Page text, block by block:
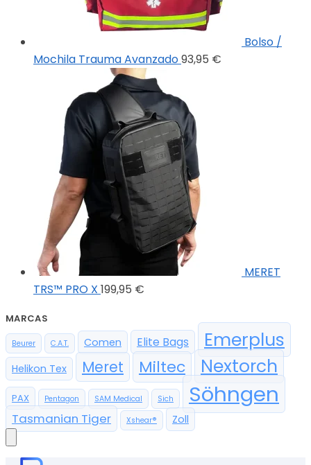
Bolso /
Mochila Trauma Avanzado93,95 €
MERET
TRS™ PRO X 199,95 €
MARCAS
Beurer C.A.T. Comen Elite Bags Emerplus
Helikon Tex Meret Miltec Nextorch
PAX Pentagon SAM Medical Sich Söhngen
Tasmanian Tiger Xshear® Zoll